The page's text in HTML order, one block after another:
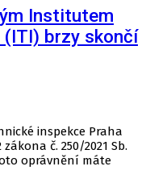
Institutem
(ITI) brzy skončí
inspekce Praha
č. 250/2021 Sb.
oprávnění máte